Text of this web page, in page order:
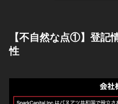
【不自然な点①】登記
性